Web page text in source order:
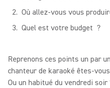
Où allez-vous vous
Quel est votre budget ?
Reprenons ces points un par
chanteur de karaoké êtes-
Ou un habitué du vendredi